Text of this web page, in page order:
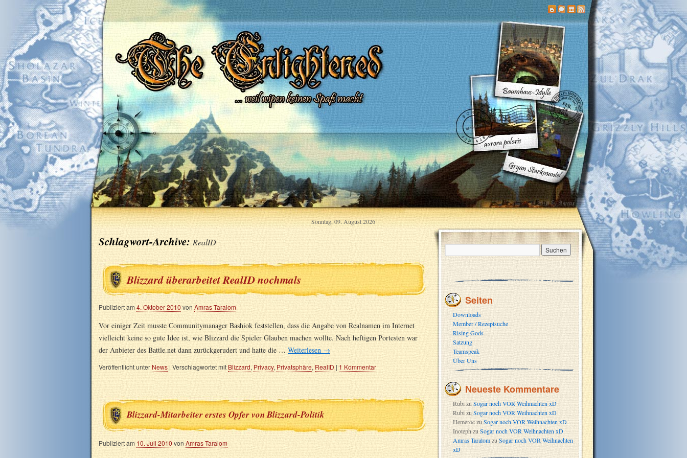
Sonntag, 09. August 2026
Schlagwort-Archive:RealID
Blizzard überarbeitet RealID nochmals
Publiziert am4. Oktober 2010 von Amras Taralom
Vor einiger Zeit musste Communitymanager Bashiok feststellen, dass die Angabe von Realnamen im Internet
vielleicht keine so gute Idee ist, wie Blizzard die Spieler Glauben machen wollte. Nach heftigen Portesten war
der Anbieter des Battle.net dann zurückgerudert und hatte die … Weiterlesen→
Veröffentlicht unterNews | Verschlagwortet mitBlizzard, Privacy,Privatsphäre, RealID | 1 Kommentar
Blizzard-Mitarbeiter erstes Opfer von Blizzard-Politik
Publiziert am 10. Juli 2010 von Amras Taralom
Seiten
Downloads
Member / Rezeptsuche
Rising Gods
Satzung
Teamspeak
Über Uns
Neueste Kommentare
RubizuSogar noch VOR Weihnachten xD
Rubizu Sogar noch VOR Weihnachten xD
HemeroczuSogar noch VOR Weihnachten xD
Inotephzu Sogar noch VOR Weihnachten xD
Amras TaralomzuSogar noch VOR Weihnachten
xD